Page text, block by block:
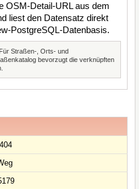
OSM-Detail-URL aus dem
liest den Datensatz direkt
PostgreSQL-Datenbasis.
Straßen-, Orts- und
bevorzugt die verknüpften